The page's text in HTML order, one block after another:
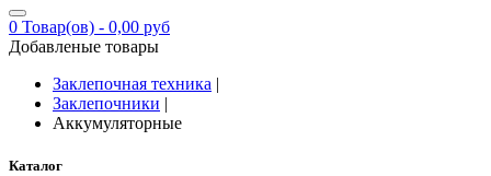
0 Товар(ов) - 0,00 руб
Добавленые товары
Заклепочная техника |
Заклепочники |
Аккумуляторные
Каталог